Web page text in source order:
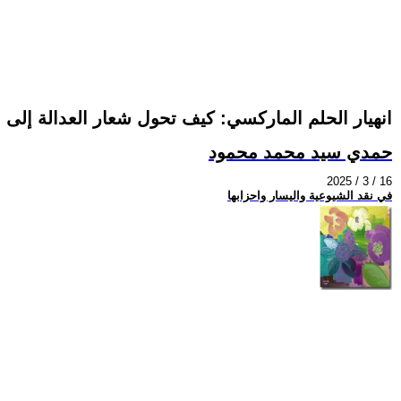
انهيار الحلم الماركسي: كيف تحول شعار العدالة
حمدي سيد محمد محمود
2025 / 3 / 16
في نقد الشيوعية واليسار واحزابها